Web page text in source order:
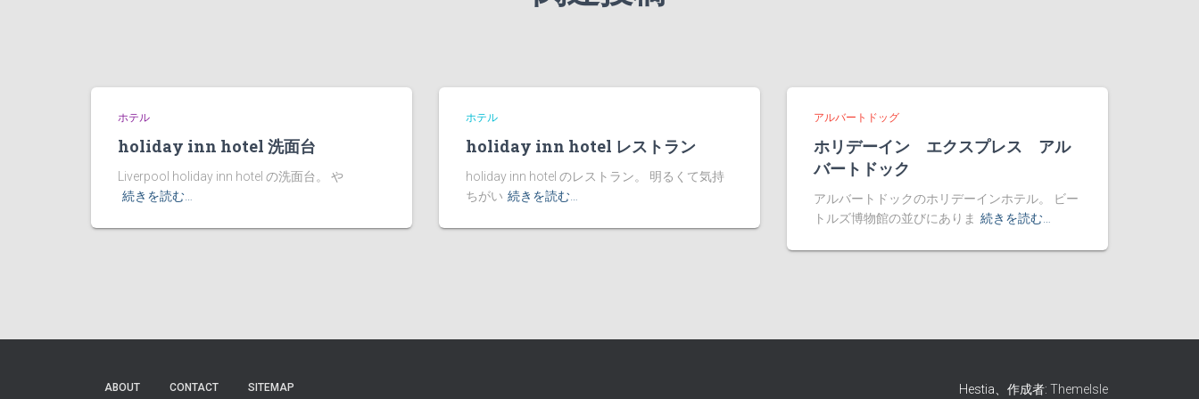
ホテル
holiday inn hotel 洗面台
Liverpool holiday inn hotel の洗面台。 や
続きを読む…
ホテル
holiday inn hotel レストラン
holiday inn hotel のレストラン。 明るくて気持
ちがい 続きを読む…
アルバートドッグ
ホリデーイン エクスプレス アル
バートドック
アルバートドックのホリデーインホテル。 ビー
トルズ博物館の並びにありま 続きを読む…
ABOUT CONTACT SITEMAP Hestia、作成者: ThemeIsle